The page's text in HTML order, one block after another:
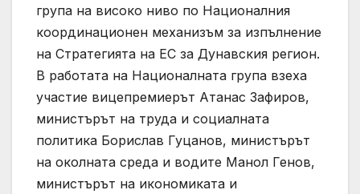
група на високо ниво по Националния
координационен механизъм за изпълнение
на Стратегията на ЕС за Дунавския регион.
В работата на Националната група взеха
участие вицепремиерът Атанас Зафиров,
министърът на труда и социалната
политика Борислав Гуцанов, министърът
на околната среда и водите Манол Генов,
министърът на икономиката и